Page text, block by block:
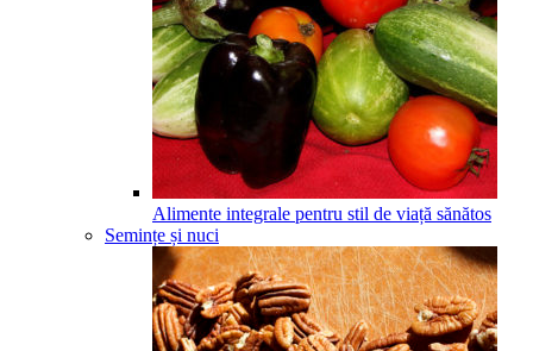
Alimente integrale pentru stil de viață sănătos
Semințe și nuci